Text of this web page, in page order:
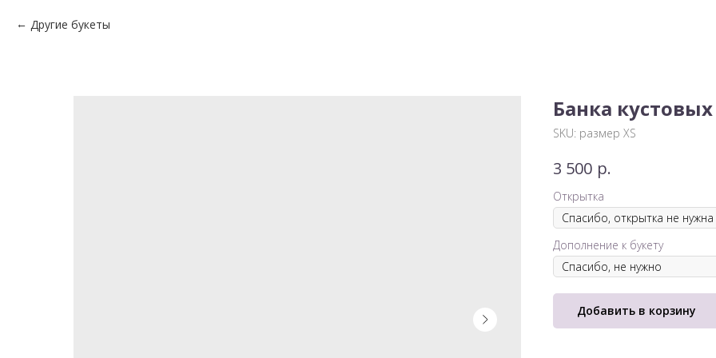
Другие букеты
Банка
SKU: размер XS
3 500 р.
Открытка
Дополнение к букету
Добавить в корзину